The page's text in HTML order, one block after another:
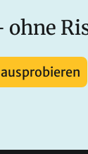
ohne